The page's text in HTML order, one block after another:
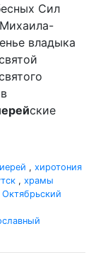
Сил
владыка
ские
иерей , хиротония
, храмы
Октябрьский